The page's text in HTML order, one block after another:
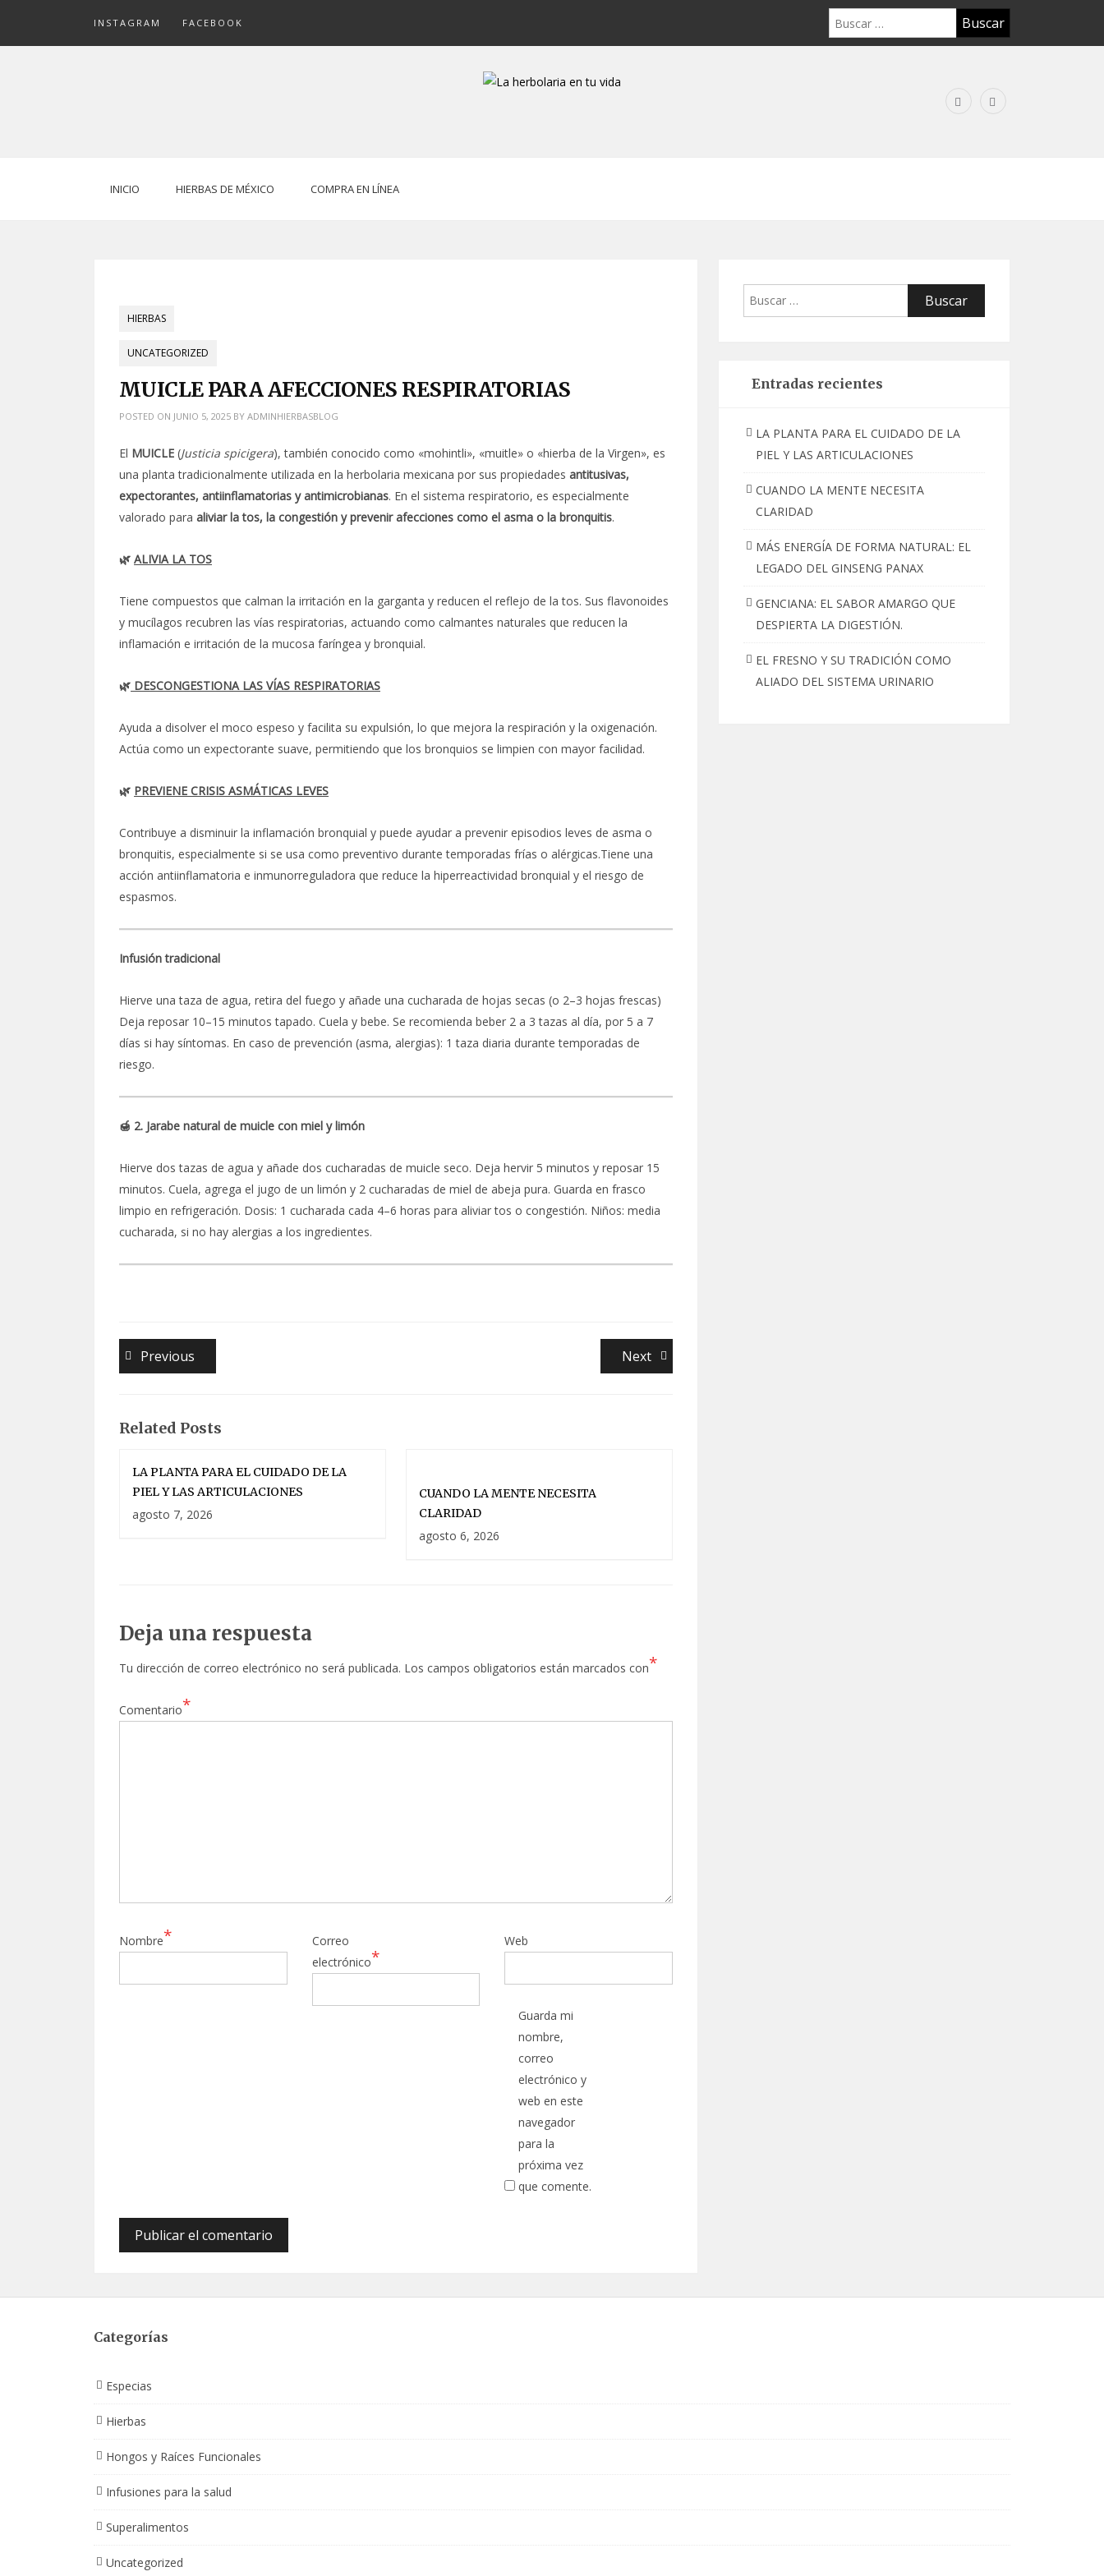
INSTAGRAM FACEBOOK Buscar:
INICIO HIERBAS DE MÉXICO COMPRA EN LÍNEA
HIERBAS
UNCATEGORIZED
MUICLE PARA AFECCIONES RESPIRATORIAS
POSTED ON JUNIO 5, 2025 BY ADMINHIERBASBLOG
El MUICLE (Justicia spicigera), también conocido como «mohintli», «muitle» o «hierba de la Virgen», es
una planta tradicionalmente utilizada en la herbolaria mexicana por sus propiedades antitusivas,
expectorantes, antiinflamatorias y antimicrobianas. En el sistema respiratorio, es especialmente
valorado para aliviar la tos, la congestión y prevenir afecciones como el asma o la bronquitis.
🌿 ALIVIA LA TOS
Tiene compuestos que calman la irritación en la garganta y reducen el reflejo de la tos. Sus flavonoides
y mucílagos recubren las vías respiratorias, actuando como calmantes naturales que reducen la
inflamación e irritación de la mucosa faríngea y bronquial.
🌿 DESCONGESTIONA LAS VÍAS RESPIRATORIAS
Ayuda a disolver el moco espeso y facilita su expulsión, lo que mejora la respiración y la oxigenación.
Actúa como un expectorante suave, permitiendo que los bronquios se limpien con mayor facilidad.
🌿 PREVIENE CRISIS ASMÁTICAS LEVES
Contribuye a disminuir la inflamación bronquial y puede ayudar a prevenir episodios leves de asma o
bronquitis, especialmente si se usa como preventivo durante temporadas frías o alérgicas.Tiene una
acción antiinflamatoria e inmunorreguladora que reduce la hiperreactividad bronquial y el riesgo de
espasmos.
Infusión tradicional
Hierve una taza de agua, retira del fuego y añade una cucharada de hojas secas (o 2–3 hojas frescas)
Deja reposar 10–15 minutos tapado. Cuela y bebe. Se recomienda beber 2 a 3 tazas al día, por 5 a 7
días si hay síntomas. En caso de prevención (asma, alergias): 1 taza diaria durante temporadas de
riesgo.
🍯 2. Jarabe natural de muicle con miel y limón
Hierve dos tazas de agua y añade dos cucharadas de muicle seco. Deja hervir 5 minutos y reposar 15
minutos. Cuela, agrega el jugo de un limón y 2 cucharadas de miel de abeja pura. Guarda en frasco
limpio en refrigeración. Dosis: 1 cucharada cada 4–6 horas para aliviar tos o congestión. Niños: media
cucharada, si no hay alergias a los ingredientes.
Navegación
de
Previous NextNext
Related Posts
LA PLANTA PARA EL CUIDADO DE LA
PIEL Y LAS ARTICULACIONES
agosto 7, 2026
CUANDO LA MENTE NECESITA
CLARIDAD
agosto 6, 2026
Deja una respuesta
Tu dirección de correo electrónico no será publicada. Los campos obligatorios están marcados con*
Comentario*
Nombre*
Correo
electrónico*
Web
Guarda mi
nombre,
correo
electrónico y
web en este
navegador
para la
próxima vez
que comente.
Buscar:
Entradas recientes
LA PLANTA PARA EL CUIDADO DE LA
PIEL Y LAS ARTICULACIONES
CUANDO LA MENTE NECESITA
CLARIDAD
MÁS ENERGÍA DE FORMA NATURAL: EL
LEGADO DEL GINSENG PANAX
GENCIANA: EL SABOR AMARGO QUE
DESPIERTA LA DIGESTIÓN.
EL FRESNO Y SU TRADICIÓN COMO
ALIADO DEL SISTEMA URINARIO
Categorías
Especias
Hierbas
Hongos y Raíces Funcionales
Infusiones para la salud
Superalimentos
Uncategorized